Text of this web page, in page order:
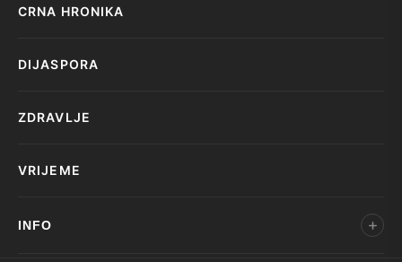
CRNA HRONIKA
DIJASPORA
ZDRAVLJE
VRIJEME
INFO